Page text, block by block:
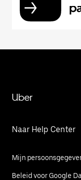
Uber
Naar Help Center
Mijn
Beleid voor Google